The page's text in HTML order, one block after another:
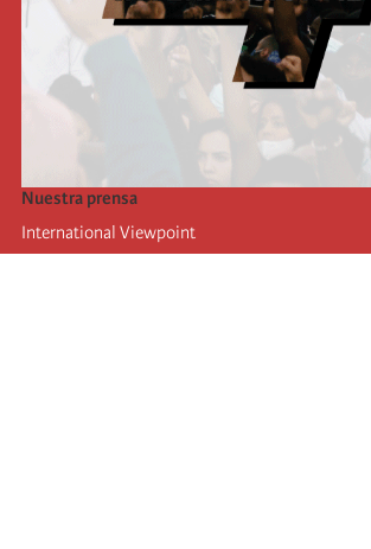
Nuestra prensa
International Viewpoint